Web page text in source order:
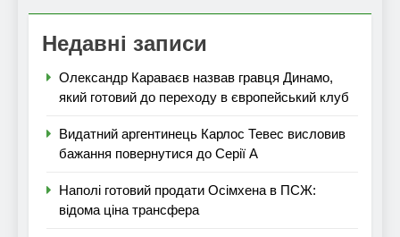
Недавні записи
Олександр Караваєв назвав гравця Динамо,
який готовий до переходу в європейський клуб
Видатний аргентинець Карлос Тевес висловив
бажання повернутися до Серії А
Наполі готовий продати Осімхена в ПСЖ:
відома ціна трансфера